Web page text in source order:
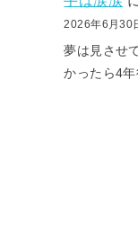
2026年6月30
夢は見させ
かったら4